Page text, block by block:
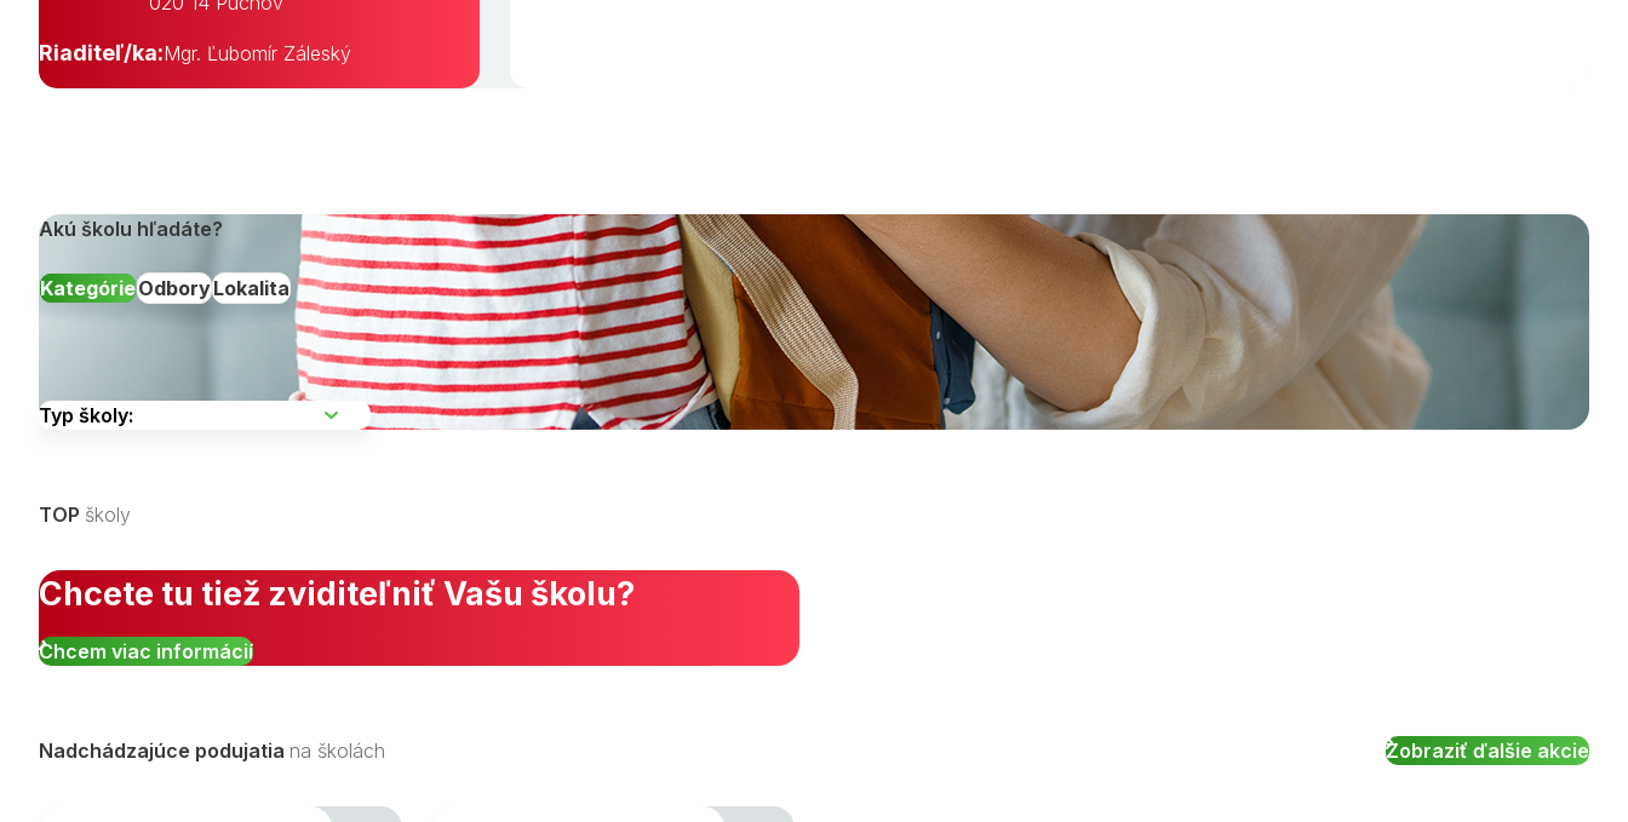
Riaditeľ/ka:Mgr. Ľubomír Záleský
Akú školu hľadáte?
KategórieOdboryLokalita
TOP školy
Chcete tu tiež zviditeľniť Vašu školu?
Chcem viac informácií
Nadchádzajúce podujatia na školách Zobraziť ďalšie akcie